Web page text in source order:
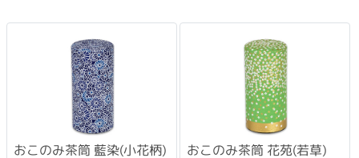
おこのみ茶筒 藍染(小花柄) おこのみ茶筒 花苑(若草)